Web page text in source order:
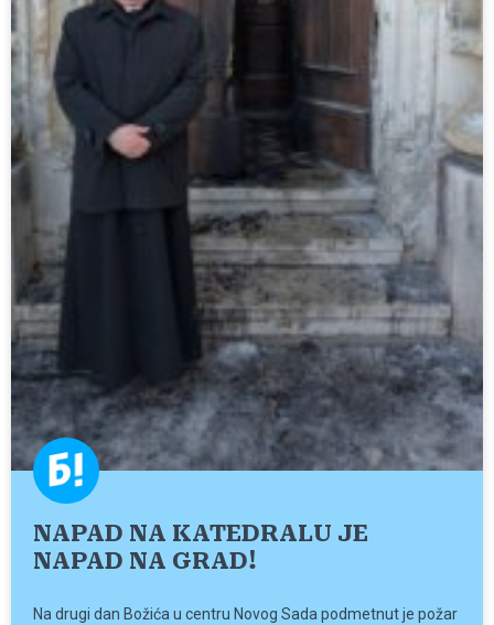
NAPAD NA KATEDRALU JE
NAPAD NA GRAD!
Na drugi dan Božića u centru Novog Sada podmetnut je požar